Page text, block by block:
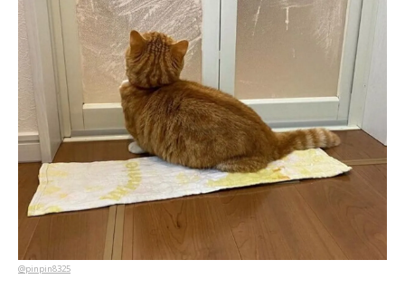
@pinpin8325